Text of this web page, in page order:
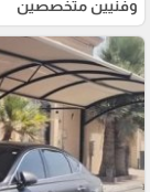
وفنيين متخصصين